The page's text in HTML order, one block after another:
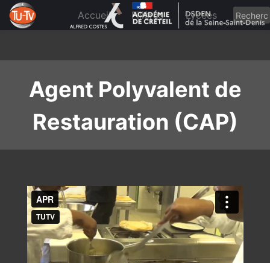
content
Accueil Filières Lycées
Agent Polyvalent de
Restauration (CAP)